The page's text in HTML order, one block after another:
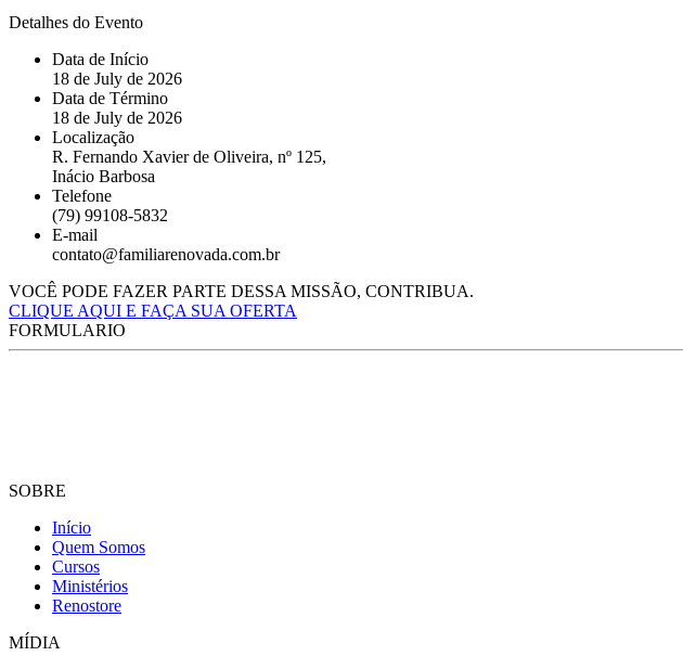
Detalhes do Evento
Data de Início
18 de July de 2026
Data de Término
18 de July de 2026
Localização
R. Fernando Xavier de Oliveira, nº 125,
Inácio Barbosa
Telefone
(79) 99108-5832
E-mail
contato@familiarenovada.com.br
VOCÊ PODE FAZER PARTE DESSA MISSÃO, CONTRIBUA.
CLIQUE AQUI E FAÇA SUA OFERTA
FORMULARIO
SOBRE
Início
Quem Somos
Cursos
Ministérios
Renostore
MÍDIA